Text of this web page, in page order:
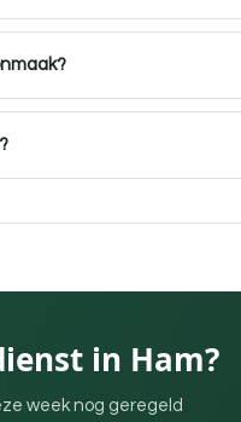
in Ham?
week nog geregeld